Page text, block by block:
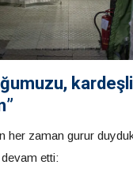
her zaman gurur
etti: